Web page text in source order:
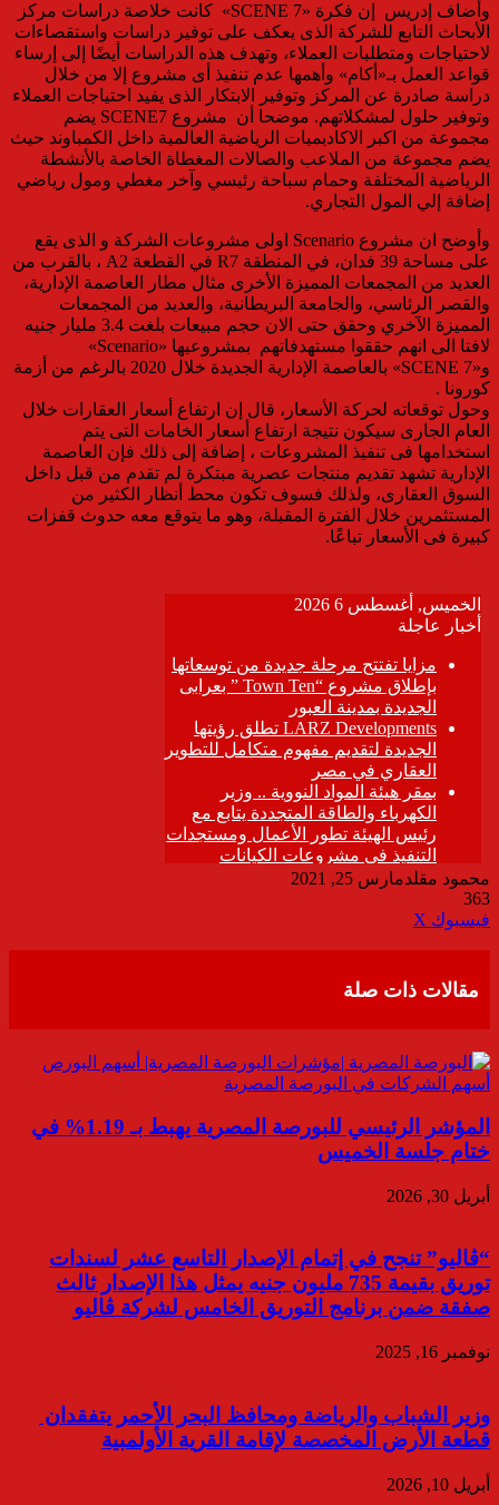
وأضاف إدريس إن فكرة «SCENE 7» كانت خلاصة دراسات مركز
الأبحاث التابع للشركة الذى يعكف على توفير دراسات واستقصاءات
لاحتياجات ومتطلبات العملاء، وتهدف هذه الدراسات أيضًا إلى إرساء
قواعد العمل بـ«أكام» وأهمها عدم تنفيذ أى مشروع إلا من خلال
دراسة صادرة عن المركز وتوفير الابتكار الذى يفيد احتياجات العملاء
وتوفير حلول لمشكلاتهم. موضحا أن مشروع SCENE7 يضم
مجموعة من اكبر الاكاديميات الرياضية العالمية داخل الكمباوند حيث
يضم مجموعة من الملاعب والصالات المغطاة الخاصة بالأنشطة
الرياضية المختلفة وحمام سباحة رئيسي وآخر مغطي ومول رياضي
إضافة إلي المول التجاري.
وأوضح ان مشروع Scenario اولى مشروعات الشركة و الذى يقع
على مساحة 39 فدان، في المنطقة R7 في القطعة A2 ، بالقرب من
العديد من المجمعات المميزة الأخرى مثال مطار العاصمة الإدارية،
والقصر الرئاسي، والجامعة البريطانية، والعديد من المجمعات
المميزة الآخري وحقق حتى الان حجم مبيعات بلغت 3.4 مليار جنيه
لافتا الى انهم حققوا مستهدفاتهم بمشروعيها «Scenario»
و«SCENE 7» بالعاصمة الإدارية الجديدة خلال 2020 بالرغم من أزمة
كورونا .
وحول توقعاته لحركة الأسعار، قال إن ارتفاع أسعار العقارات خلال
العام الجارى سيكون نتيجة ارتفاع أسعار الخامات التى يتم
استخدامها فى تنفيذ المشروعات ، إضافة إلى ذلك فإن العاصمة
الإدارية تشهد تقديم منتجات عصرية مبتكرة لم تقدم من قبل داخل
السوق العقارى، ولذلك فسوف تكون محط أنظار الكثير من
المستثمرين خلال الفترة المقبلة، وهو ما يتوقع معه حدوث قفزات
كبيرة فى الأسعار تباعًا.
محمود مقلدمارس 25, 2021
363
فيسبوك ‫X
مقالات ذات صلة
المؤشر الرئيسي للبورصة المصرية يهبط بـ 1.19% في
ختام جلسة الخميس
أبريل 30, 2026
“ڤاليو” تنجح في إتمام الإصدار التاسع عشر لسندات
توريق بقيمة 735 مليون جنيه يمثل هذا الإصدار ثالث
صفقة ضمن برنامج التوريق الخامس لشركة ڤاليو
نوفمبر 16, 2025
وزير الشباب والرياضة ومحافظ البحر الأحمر يتفقدان
قطعة الأرض المخصصة لإقامة القرية الأولمبية
أبريل 10, 2026